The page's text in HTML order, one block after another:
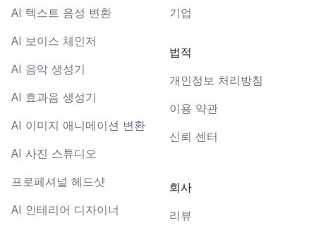
AI 텍스트 음성 변환
AI 보이스 체인저
AI 음악 생성기
AI 효과음 생성기
AI 이미지 애니메이션 변환
AI 사진 스튜디오
프로페셔널 헤드샷
AI 인테리어 디자이너
기업
법적
개인정보 처리방침
이용 약관
신뢰 센터
회사
리뷰